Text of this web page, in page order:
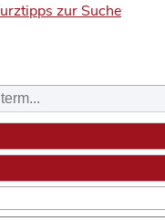
zur Suche